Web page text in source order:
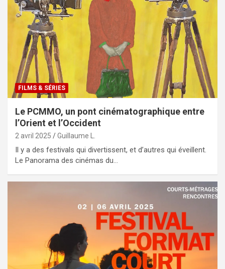
FILMS & SÉRIES
Le PCMMO, un pont cinématographique entre
l’Orient et l’Occident
2 avril 2025 Guillaume L.
Il y a des festivals qui divertissent, et d’autres qui éveillent.
Le Panorama des cinémas du…